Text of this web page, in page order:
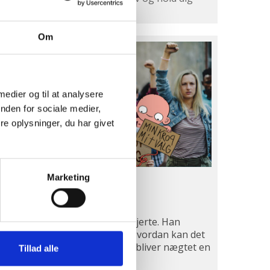
Om
og til at analysere
for sociale medier,
oplysninger, du har givet
Marketing
Tillad alle
Kerstin Hoffmann
Fister. Fister har noget på hjerte. Han
ikke, hvad der er galt. Hvordan kan det
at han, af alle mennesker, bliver nægtet en